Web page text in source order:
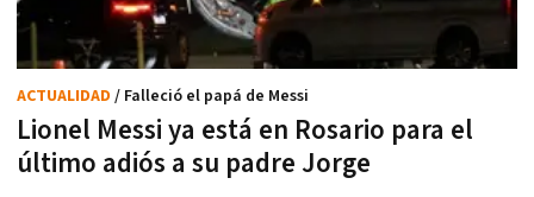
Lionel Messi ya está en Rosario para el
último adiós a su padre Jorge
ACTUALIDAD / Falleció el papá de Messi